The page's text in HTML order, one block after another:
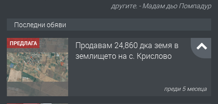
другите. - Мадам дьо Помпадур
Последни обяви
ПРЕДЛАГА
Продавам 24,860 дка земя в
землището на с. Крислово
преди 5 месеца